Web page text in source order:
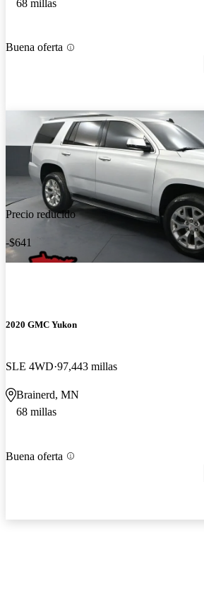
68 millas
Buena oferta
Precio reducido
-$641
2020 GMC Yukon
SLE 4WD 97,443 millas
Brainerd, MN
68 millas
Buena oferta